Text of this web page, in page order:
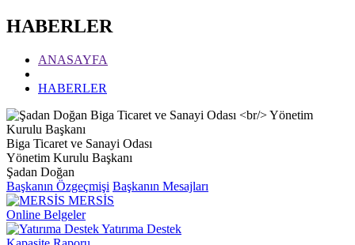
HABERLER
ANASAYFA
HABERLER
Biga Ticaret ve Sanayi Odası
Yönetim Kurulu Başkanı
Şadan Doğan
Başkanın Özgeçmişi Başkanın Mesajları
MERSİS
Online Belgeler
Yatırıma Destek